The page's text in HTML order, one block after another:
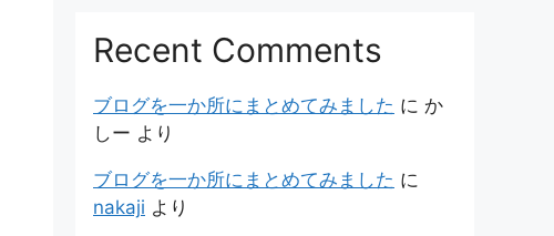
Recent Comments
ブログを一か所にまとめてみました に か
しー より
ブログを一か所にまとめてみました に
nakaji より